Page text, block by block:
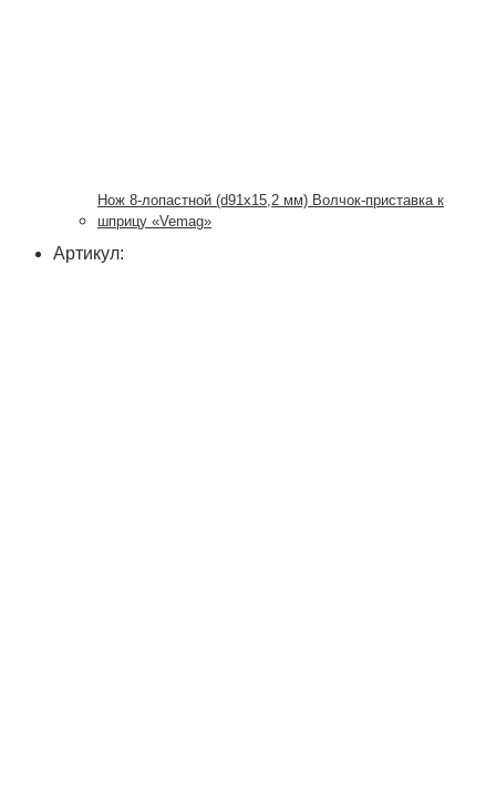
Нож 8-лопастной (d91х15,2 мм) Волчок-приставка к
шприцу «Vemag»
Артикул: